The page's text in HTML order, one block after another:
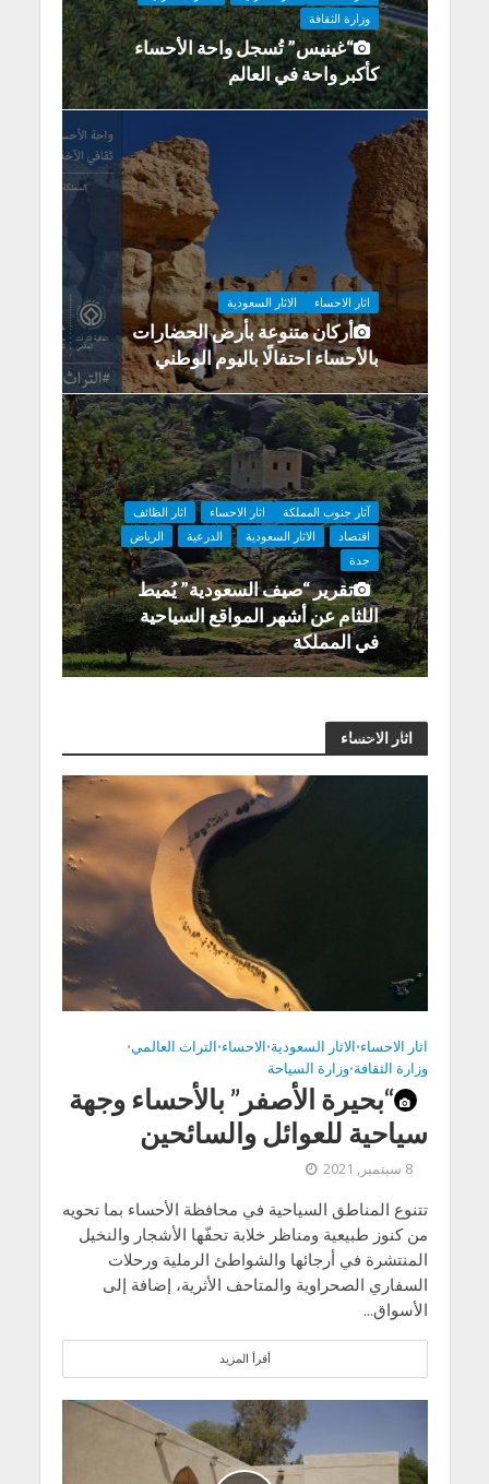
وزارة الثقافة
“غينيس” تُسجل واحة الأحساء
كأكبر واحة في العالم
اثار الاحساء الاثار السعودية
أركان متنوعة بأرض الحضارات
بالأحساء احتفالًا باليوم الوطني
آثار جنوب المملكة اثار الاحساء
اثار الظائف
اقتصاد
الاثار السعودية الدرعية
الرياض
جدة
تقرير “صيف السعودية” يُميط
اللثام عن أشهر المواقع السياحية
في المملكة
اثار الاحساء
الاثار السعودية
اثار الاحساء•الاثار السعودية•الاحساء•التراث العالمي•
وزارة الثقافة•وزارة السياحة
“بحيرة الأصفر” بالأحساء وجهة
سياحية للعوائل والسائحين
8 سبتمبر, 2021
تتنوع المناطق السياحية في محافظة الأحساء بما تحويه
من كنوز طبيعية ومناظر خلابة تحفّها الأشجار والنخيل
المنتشرة في أرجائها والشواطئ الرملية ورحلات
السفاري الصحراوية والمتاحف الأثرية، إضافة إلى
الأسواق...
أقرأ المزيد